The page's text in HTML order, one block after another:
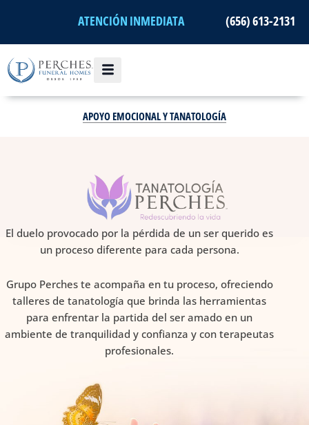
ATENCIÓN INMEDIATA (656) 613-2131
APOYO EMOCIONAL Y TANATOLOGÍA
El duelo provocado por la pérdida de un ser querido es
un proceso diferente para cada persona.
Grupo Perches te acompaña en tu proceso, ofreciendo
talleres de tanatología que brinda las herramientas
para enfrentar la partida del ser amado en un
ambiente de tranquilidad y confianza y con terapeutas
profesionales.